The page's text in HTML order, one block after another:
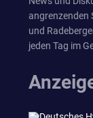
angrenzenden
und
jeden Tag im